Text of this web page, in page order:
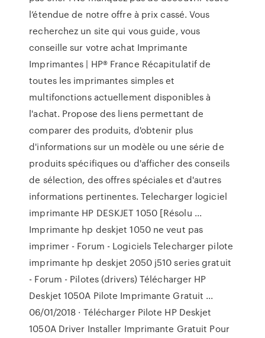
l’étendue de notre offre à prix cassé. Vous
recherchez un site qui vous guide, vous
conseille sur votre achat Imprimante
Imprimantes | HP® France Récapitulatif de
toutes les imprimantes simples et
multifonctions actuellement disponibles à
l'achat. Propose des liens permettant de
comparer des produits, d'obtenir plus
d'informations sur un modèle ou une série de
produits spécifiques ou d'afficher des conseils
de sélection, des offres spéciales et d'autres
informations pertinentes. Telecharger logiciel
imprimante HP DESKJET 1050 [Résolu ...
Imprimante hp deskjet 1050 ne veut pas
imprimer - Forum - Logiciels Telecharger pilote
imprimante hp deskjet 2050 j510 series gratuit
- Forum - Pilotes (drivers) Télécharger HP
Deskjet 1050A Pilote Imprimante Gratuit ...
06/01/2018 · Télécharger Pilote HP Deskjet
1050A Driver Installer Imprimante Gratuit Pour